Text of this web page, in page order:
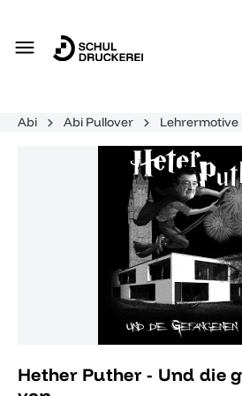
Abi Abi Pullover Lehrermotive
Bildergalerie überspringen
Hether Puther - Und die